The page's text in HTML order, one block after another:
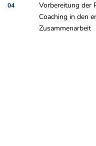
04
Vorbereitung der
Coaching in den
Zusammenarbeit